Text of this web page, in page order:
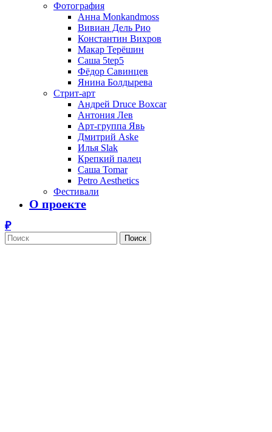
Фотография
Анна Monkandmoss
Вивиан Дель Рио
Константин Вихров
Макар Терёшин
Саша 5tep5
Фёдор Савинцев
Янина Болдырева
Стрит-арт
Андрей Druce Boxcar
Антония Лев
Арт-группа Явь
Дмитрий Aske
Илья Slak
Крепкий палец
Саша Tomar
Petro Aesthetics
Фестивали
О проекте
Поиск